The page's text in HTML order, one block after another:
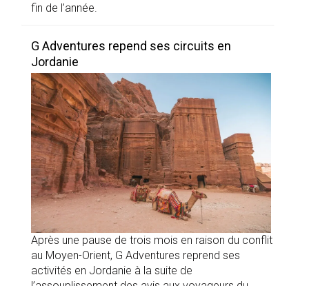
fin de l’année.
G Adventures repend ses circuits en
Jordanie
Après une pause de trois mois en raison du conflit
au Moyen-Orient, G Adventures reprend ses
activités en Jordanie à la suite de